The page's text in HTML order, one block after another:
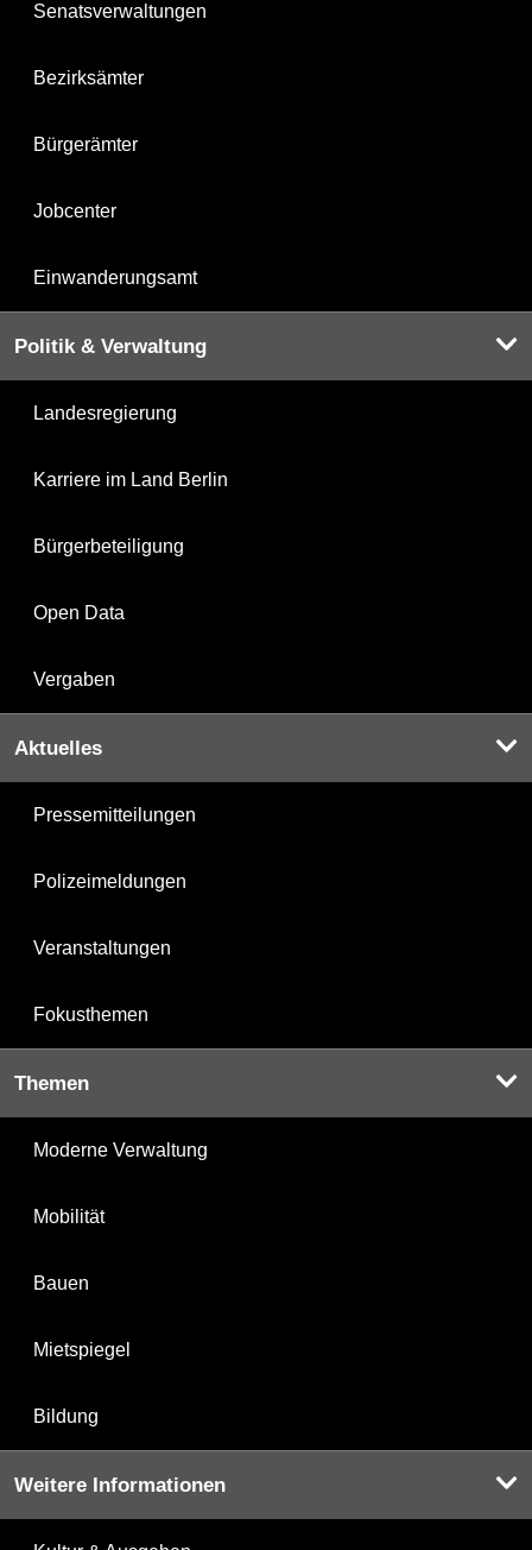
Senatsverwaltungen
Bezirksämter
Bürgerämter
Jobcenter
Einwanderungsamt
Politik & Verwaltung
Landesregierung
Karriere im Land Berlin
Bürgerbeteiligung
Open Data
Vergaben
Aktuelles
Pressemitteilungen
Polizeimeldungen
Veranstaltungen
Fokusthemen
Themen
Moderne Verwaltung
Mobilität
Bauen
Mietspiegel
Bildung
Weitere Informationen